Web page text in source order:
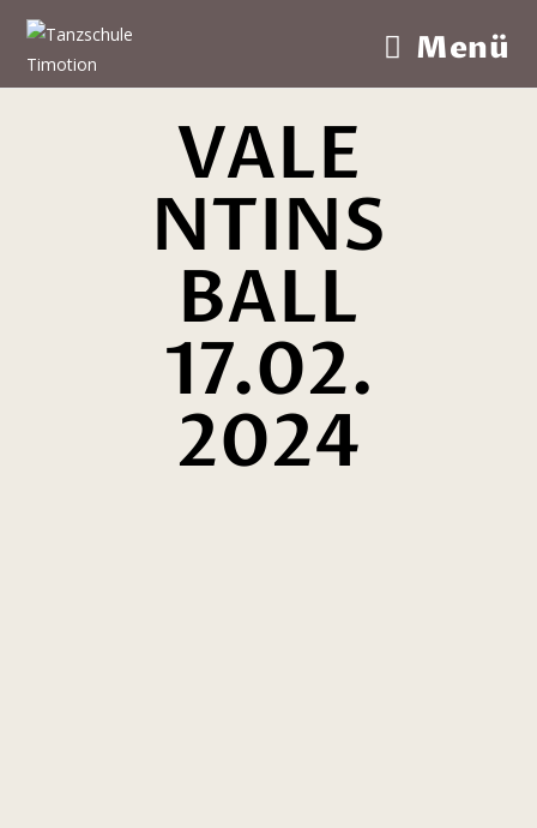
Menü
VALE
NTINS
BALL
17.02.
2024